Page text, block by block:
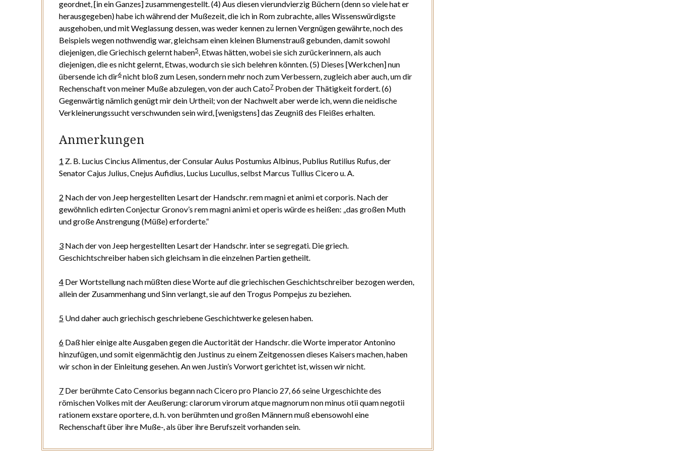
geordnet, [in ein Ganzes] zusammengestellt. (4) Aus diesen vierundvierzig Büchern (denn so viele hat er
herausgegeben) habe ich während der Mußezeit, die ich in Rom zubrachte, alles Wissenswürdigste
ausgehoben, und mit Weglassung dessen, was weder kennen zu lernen Vergnügen gewährte, noch des
Beispiels wegen nothwendig war, gleichsam einen kleinen Blumenstrauß gebunden, damit sowohl
diejenigen, die Griechisch gelernt haben5, Etwas hätten, wobei sie sich zurückerinnern, als auch
diejenigen, die es nicht gelernt, Etwas, wodurch sie sich belehren könnten. (5) Dieses [Werkchen] nun
übersende ich dir6nicht bloß zum Lesen, sondern mehr noch zum Verbessern, zugleich aber auch, um dir
Rechenschaft von meiner Muße abzulegen, von der auch Cato7Proben der Thätigkeit fordert. (6)
Gegenwärtig nämlich genügt mir dein Urtheil; von der Nachwelt aber werde ich, wenn die neidische
Verkleinerungssucht verschwunden sein wird, [wenigstens] das Zeugniß des Fleißes erhalten.
Anmerkungen
1 Z. B. Lucius Cincius Alimentus, der Consular Aulus Postumius Albinus, Publius Rutilius Rufus, der
Senator Cajus Julius, Cnejus Aufidius, Lucius Lucullus, selbst Marcus Tullius Cicero u. A.
2 Nach der von Jeep hergestellten Lesart der Handschr.rem magni et animi et corporis. Nach der
gewöhnlich edirten Conjectur Gronov’srem magni animi et operis würde es heißen: „das großen Muth
und große Anstrengung (Müße) erforderte.“
3 Nach der von Jeep hergestellten Lesart der Handschr. inter se segregati. Die griech.
Geschichtschreiber haben sich gleichsam in die einzelnen Partien getheilt.
4 Der Wortstellung nach müßten diese Worte auf die griechischen Geschichtschreiber bezogen werden,
allein der Zusammenhang und Sinn verlangt, sie auf den Trogus Pompejus zu beziehen.
5 Und daher auch griechisch geschriebene Geschichtwerke gelesen haben.
6 Daß hier einige alte Ausgaben gegen die Auctorität der Handschr. die Worte imperator Antonino
hinzufügen, und somit eigenmächtig den Justinus zu einem Zeitgenossen dieses Kaisers machen, haben
wir schon in der Einleitung gesehen. An wen Justin’s Vorwort gerichtet ist, wissen wir nicht.
7 Der berühmte Cato Censorius begann nachCicero pro Plancio 27, 66 seine Urgeschichte des
römischen Volkes mit der Aeußerung:clarorum virorum atque magnorum non minus otii quam negotii
rationem exstare oportere, d. h. von berühmten und großen Männern muß ebensowohl eine
Rechenschaft über ihre Muße-, als über ihre Berufszeit vorhanden sein.